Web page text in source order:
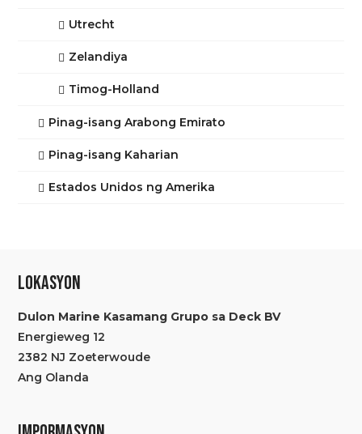
Utrecht
Zelandiya
Timog-Holland
Pinag-isang Arabong Emirato
Pinag-isang Kaharian
Estados Unidos ng Amerika
LOKASYON
Dulon Marine Kasamang Grupo sa Deck BV
Energieweg 12
2382 NJ Zoeterwoude
Ang Olanda